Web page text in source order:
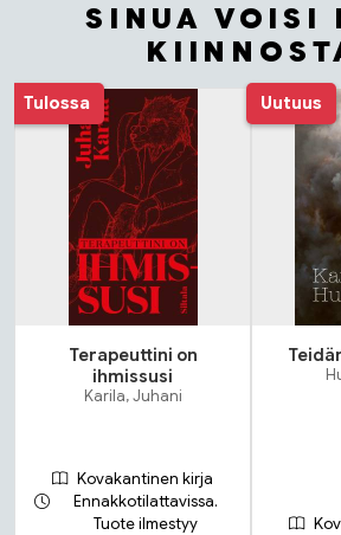
SINUA VOISI
Tuoteluettelon alku
Tulossa
Terapeuttini on
ihmissusi
Karila, Juhani
Kovakantinen kirja
Ennakkotilattavissa.
Tuote ilmestyy
Uutuus